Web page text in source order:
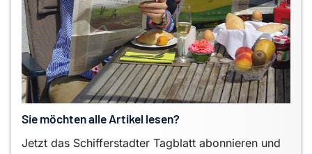
Sie möchten alle Artikel lesen?
Jetzt das Schifferstadter Tagblatt abonnieren und